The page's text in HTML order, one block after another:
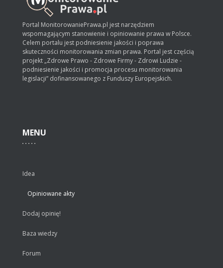
Portal MonitorowaniePrawa.pl jest narzędziem
wspomagającym stanowienie i opiniowanie prawa w Polsce.
Celem portalu jest podniesienie jakości i poprawa
skuteczności monitorowania zmian prawa. Portal jest częścią
projekt „Zdrowe Prawo - Zdrowe Firmy - Zdrowi Ludzie -
podniesienie jakości i promocja procesu monitorowania
legislacji” dofinansowanego z Funduszy Europejskich.
MENU
Idea
Opiniowane akty
Dodaj opinię!
Baza wiedzy
Forum